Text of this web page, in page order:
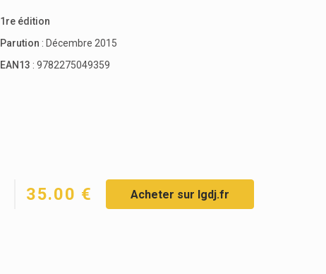
1re édition
Parution : Décembre 2015
EAN13 : 9782275049359
35.00 € Acheter sur lgdj.fr